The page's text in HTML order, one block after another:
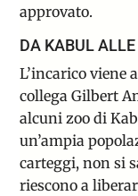
approvato.
DA KABUL
L’incarico viene
collega Gilbert
alcuni zoo di
un’ampia
carteggi, non si
riescono a